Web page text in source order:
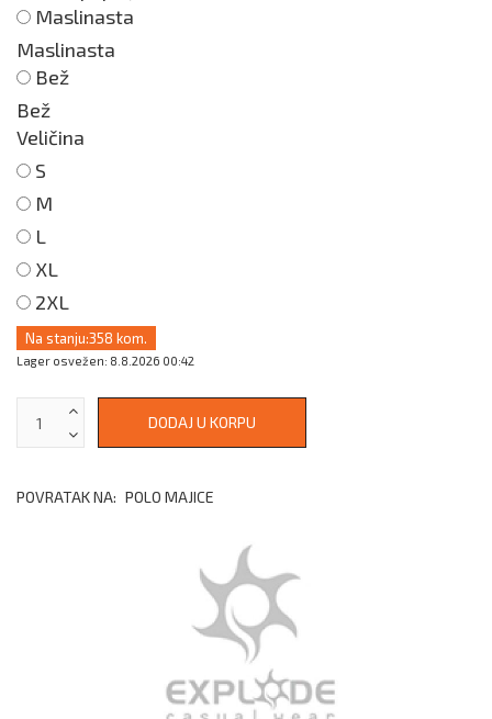
Maslinasta
Maslinasta
Bež
Bež
Veličina
S
M
L
XL
2XL
Na stanju:358 kom.
Lager osvežen: 8.8.2026 00:42
POVRATAK NA: POLO MAJICE